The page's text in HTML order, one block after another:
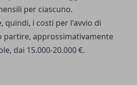
per ciascuno.
quindi, i costi per l'avvio di
partire, approssimativamente
dai 15.000-20.000 €.